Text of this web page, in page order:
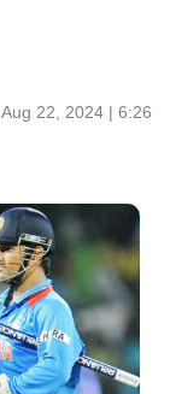
Aug 22, 2024 | 6:26